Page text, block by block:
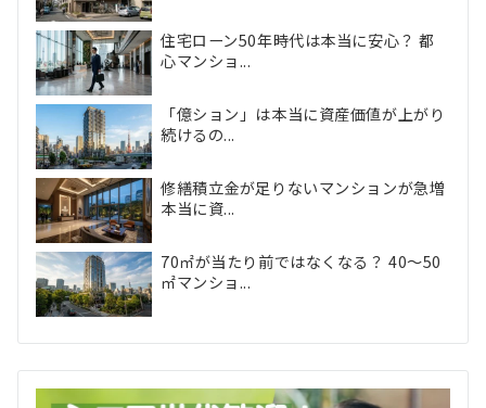
住宅ローン50年時代は本当に安心？ 都
心マンショ...
「億ション」は本当に資産価値が上がり
続けるの...
修繕積立金が足りないマンションが急増
本当に資...
70㎡が当たり前ではなくなる？ 40〜50
㎡マンショ...